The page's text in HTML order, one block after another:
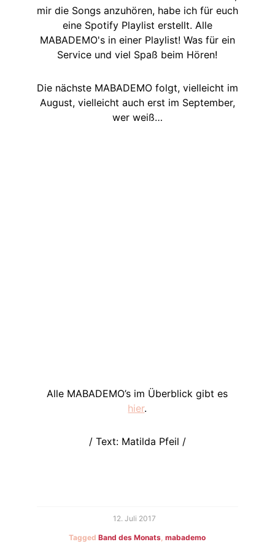
mir die Songs anzuhören, habe ich für euch
eine Spotify Playlist erstellt. Alle
MABADEMO's in einer Playlist! Was für ein
Service und viel Spaß beim Hören!
Die nächste MABADEMO folgt, vielleicht im
August, vielleicht auch erst im September,
wer weiß…
Alle MABADEMO’s im Überblick gibt es
hier.
/ Text: Matilda Pfeil /
12. Juli 2017
TaggedBand des Monats ,mabademo